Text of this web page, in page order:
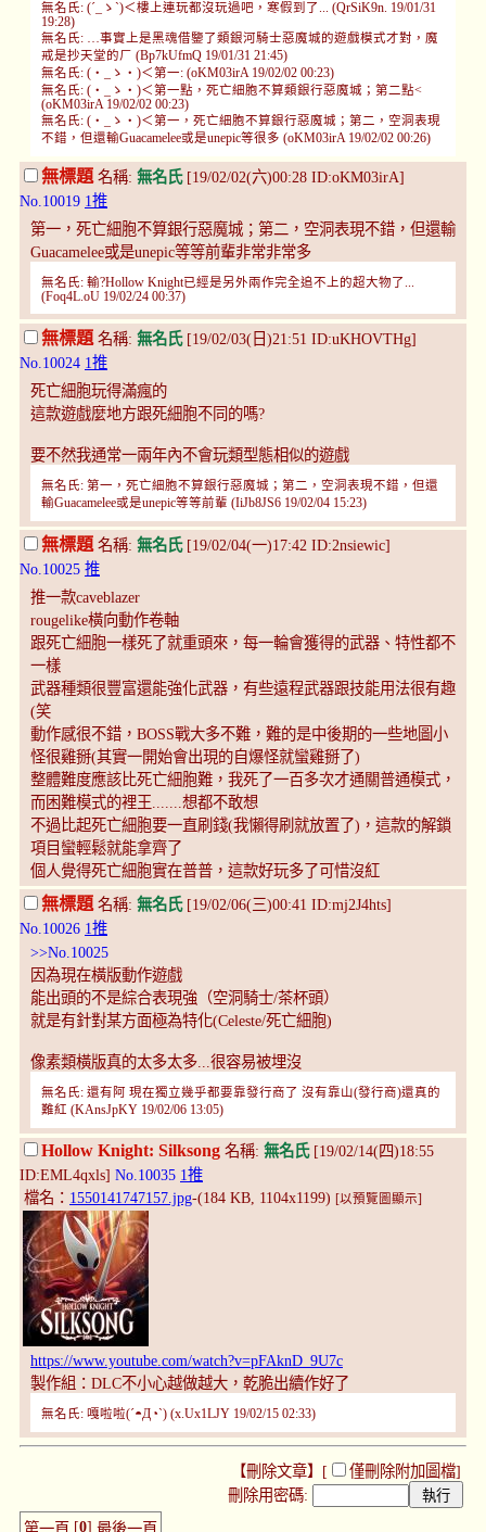
無名氏: (´_ゝ`)＜樓上連玩都沒玩過吧，寒假到了... (QrSiK9n. 19/01/31
19:28)
無名氏: …事實上是黑魂借鑒了類銀河騎士惡魔城的遊戲模式才對，魔
戒是抄天堂的ㄏ (Bp7kUfmQ 19/01/31 21:45)
無名氏: (・_ゝ・)＜第一: (oKM03irA 19/02/02 00:23)
無名氏: (・_ゝ・)＜第一點，死亡細胞不算類銀行惡魔城；第二點<
(oKM03irA 19/02/02 00:23)
無名氏: (・_ゝ・)＜第一，死亡細胞不算銀行惡魔城；第二，空洞表現
不錯，但還輸Guacamelee或是unepic等很多 (oKM03irA 19/02/02 00:26)
無標題名稱: 無名氏[19/02/02(六)00:28 ID:oKM03irA]
No.10019 1推
第一，死亡細胞不算銀行惡魔城；第二，空洞表現不錯，但還輸
Guacamelee或是unepic等等前輩非常非常多
無名氏: 輸?Hollow Knight已經是另外兩作完全追不上的超大物了...
(Foq4L.oU 19/02/24 00:37)
無標題 名稱: 無名氏[19/02/03(日)21:51 ID:uKHOVTHg]
No.10024 1推
死亡細胞玩得滿瘋的
這款遊戲麼地方跟死細胞不同的嗎?
要不然我通常一兩年內不會玩類型態相似的遊戲
無名氏: 第一，死亡細胞不算銀行惡魔城；第二，空洞表現不錯，但還
輸Guacamelee或是unepic等等前輩 (IiJb8JS6 19/02/04 15:23)
無標題 名稱: 無名氏[19/02/04(一)17:42 ID:2nsiewic]
No.10025 推
推一款caveblazer
rougelike橫向動作卷軸
跟死亡細胞一樣死了就重頭來，每一輪會獲得的武器、特性都不
一樣
武器種類很豐富還能強化武器，有些遠程武器跟技能用法很有趣
(笑
動作感很不錯，BOSS戰大多不難，難的是中後期的一些地圖小
怪很雞掰(其實一開始會出現的自爆怪就蠻雞掰了)
整體難度應該比死亡細胞難，我死了一百多次才通關普通模式，
而困難模式的裡王.......想都不敢想
不過比起死亡細胞要一直刷錢(我懶得刷就放置了)，這款的解鎖
項目蠻輕鬆就能拿齊了
個人覺得死亡細胞實在普普，這款好玩多了可惜沒紅
無標題名稱: 無名氏[19/02/06(三)00:41 ID:mj2J4hts]
No.10026 1推
>>No.10025
因為現在橫版動作遊戲
能出頭的不是綜合表現強（空洞騎士/茶杯頭）
就是有針對某方面極為特化(Celeste/死亡細胞)
像素類橫版真的太多太多...很容易被埋沒
無名氏: 還有阿 現在獨立幾乎都要靠發行商了 沒有靠山(發行商)還真的
難紅 (KAnsJpKY 19/02/06 13:05)
Hollow Knight: Silksong 名稱: 無名氏[19/02/14(四)18:55
ID:EML4qxls] No.10035 1推
檔名： 1550141747157.jpg-(184 KB, 1104x1199) [以預覽圖顯示]
https://www.youtube.com/watch?v=pFAknD_9U7c
製作組：DLC不小心越做越大，乾脆出續作好了
無名氏: 嘎啦啦(´◓Д◔`) (x.Ux1LJY 19/02/15 02:33)
【刪除文章】[ 僅刪除附加圖檔]
刪除用密碼:
[0]